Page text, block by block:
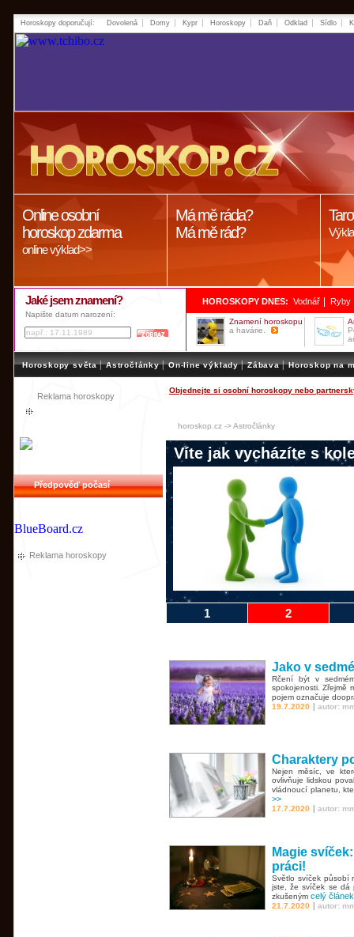
Horoskopy doporučují: Dovolená Domy Kypr Horoskopy Daň Odklad Sídlo
Online osobní
horoskop zdarma
online výklad>>
Má mě ráda?
Má mě rád?
Jaké jsem znamení?
Napište datum narození:
HOROSKOPY DNES: Vodnář Ryby
Znamení horoskopu
a havárie.
Horoskopy světa | Astročlánky | On-line výklady | Zábava | Horoskop na
Reklama horoskopy
Předpověď počasí
BlueBoard.cz
Reklama horoskopy
Objednejte si osobní horoskopy nebo
horoskop.cz ->Astročlánky
Víte jak vycházíte s
1 2
Jako v
Rčení být v
spokojenosti. Zřejmě
pojem označuje
19.7.2020 | autor:
Charaktery
Nejen měsíc, ve
ovlivňuje lidskou
vládnoucí planetu,
>>
17.7.2020 | autor:
Magie
práci!
Světlo svíček působí
jste, že svíček se dá
zkušeným celý
21.7.2020 | autor: